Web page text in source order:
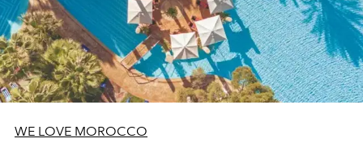
WE LOVE MOROCCO